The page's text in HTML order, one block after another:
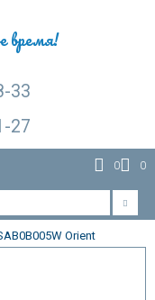
время!
33
27
0 0
Orient